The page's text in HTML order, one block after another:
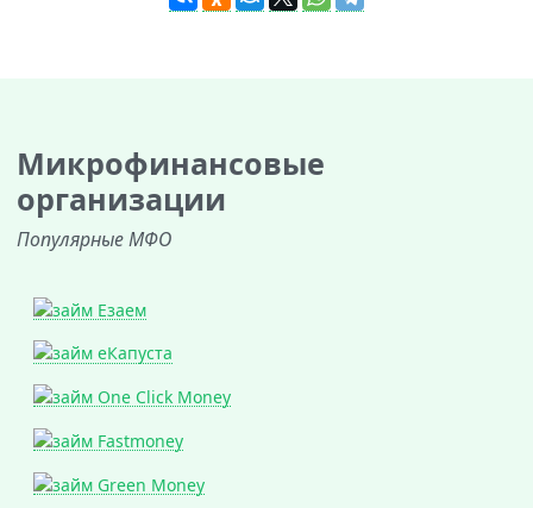
Микрофинансовые
организации
Популярные МФО